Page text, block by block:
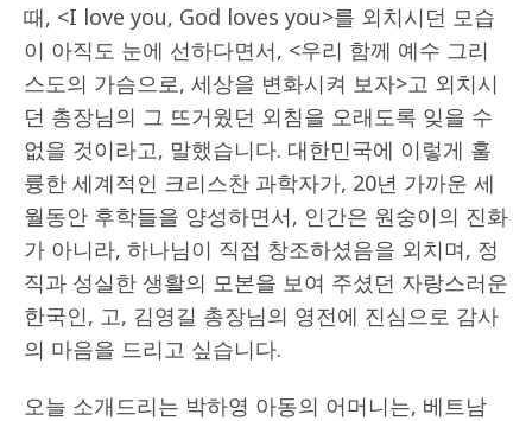
때, <I love you, God loves you>를 외치시던 모습
이 아직도 눈에 선하다면서, <우리 함께 예수 그리
스도의 가슴으로, 세상을 변화시켜 보자>고 외치시
던 총장님의 그 뜨거웠던 외침을 오래도록 잊을 수
없을 것이라고, 말했습니다. 대한민국에 이렇게 훌
륭한 세계적인 크리스찬 과학자가, 20년 가까운 세
월동안 후학들을 양성하면서, 인간은 원숭이의 진화
가 아니라, 하나님이 직접 창조하셨음을 외치며, 정
직과 성실한 생활의 모본을 보여 주셨던 자랑스러운
한국인, 고, 김영길 총장님의 영전에 진심으로 감사
의 마음을 드리고 싶습니다.
오늘 소개드리는 박하영 아동의 어머니는, 베트남